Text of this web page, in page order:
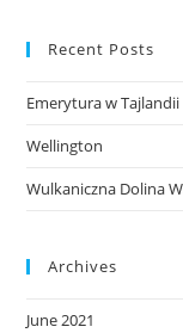
Recent Posts
Emerytura w Tajlandii
Wellington
Wulkaniczna Dolina
Archives
June 2021